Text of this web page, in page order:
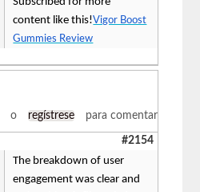
content like this!Vigor Boost
Gummies Review
o regístrese para comentar
#2154
The breakdown of user
engagement was clear and